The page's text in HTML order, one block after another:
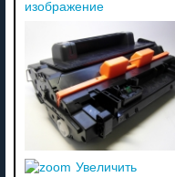
изображение
Увеличить